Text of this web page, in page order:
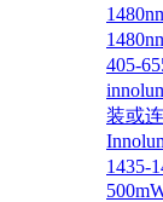
405-
装或
1435-